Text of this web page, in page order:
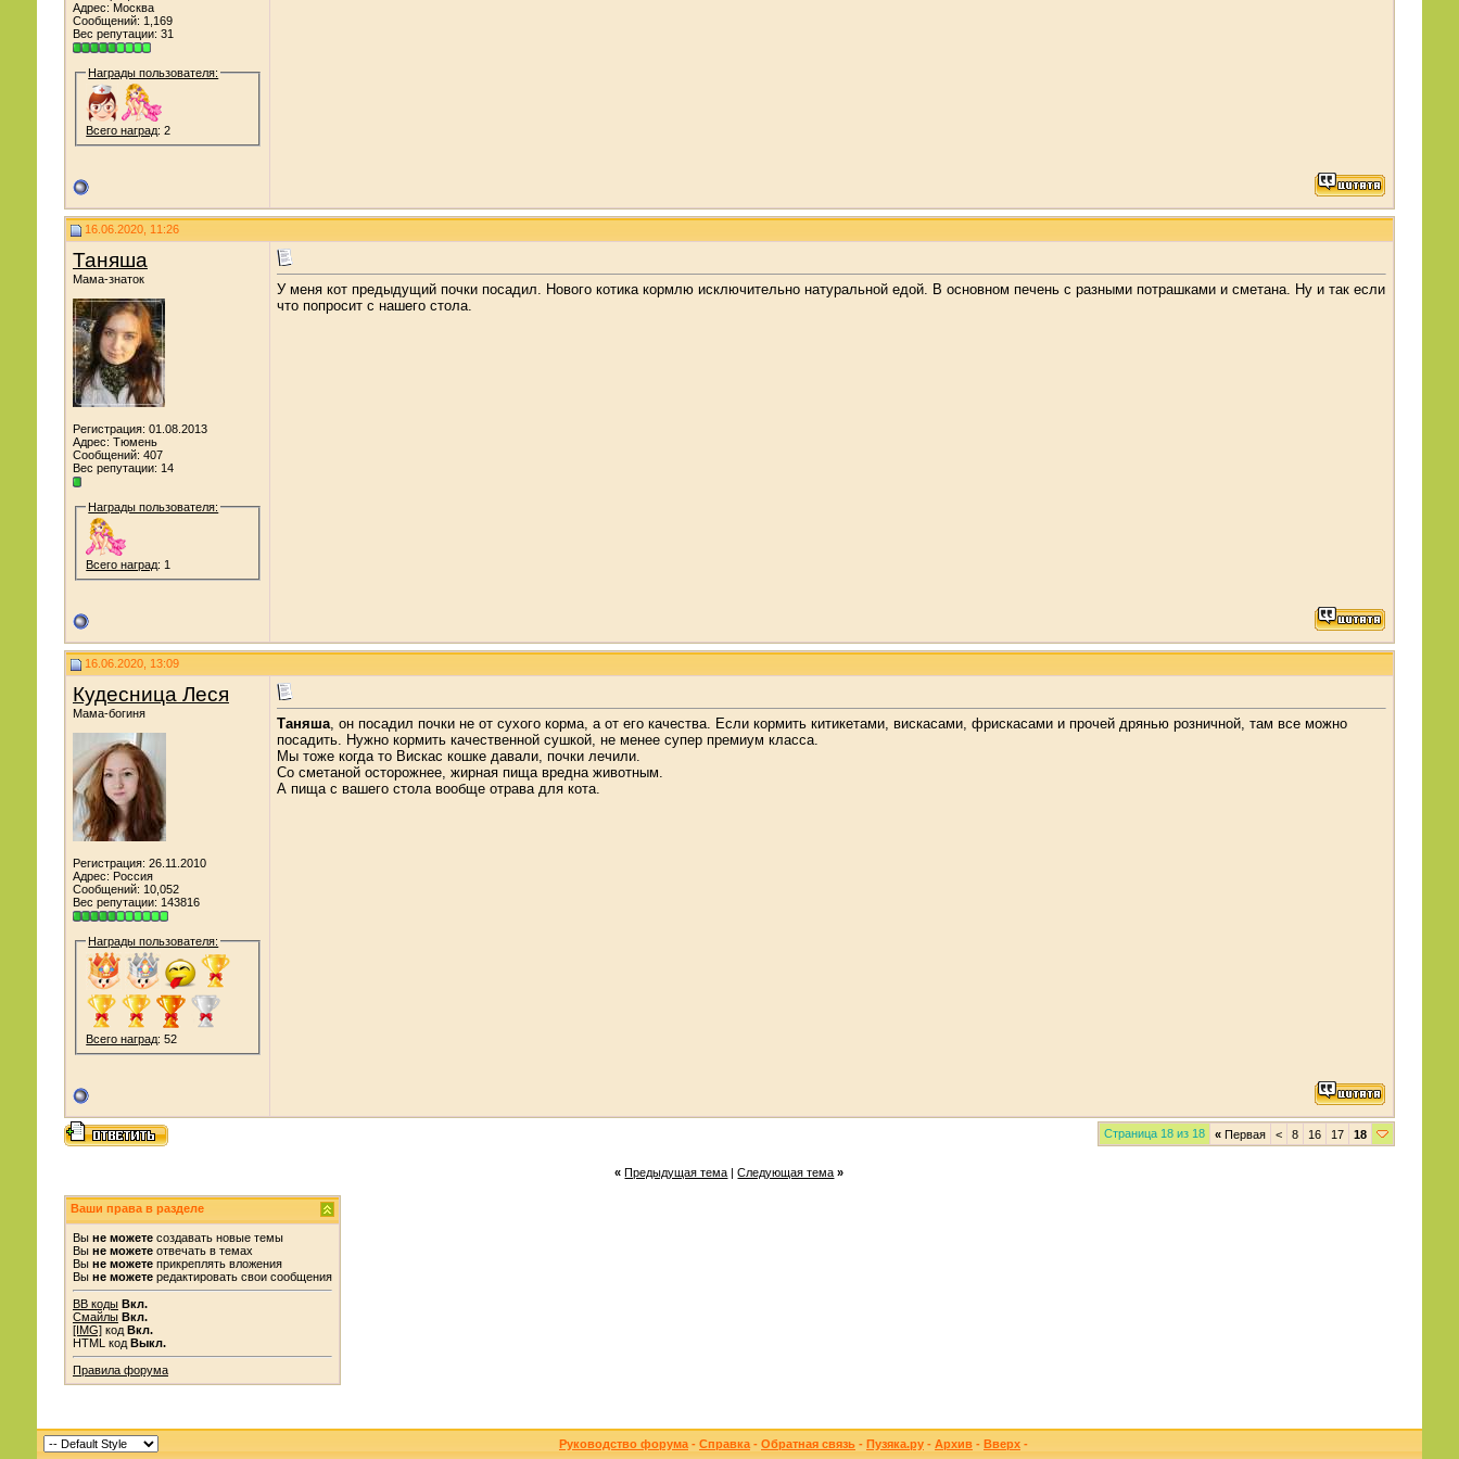
Адрес: Москва
Сообщений: 1,169
Вес репутации: 31
Награды пользователя:
Всего наград: 2
16.06.2020, 11:26
Таняша
Мама-знаток
Регистрация: 01.08.2013
Адрес: Тюмень
Сообщений: 407
Вес репутации: 14
Награды пользователя:
Всего наград: 1
У меня кот предыдущий почки посадил. Нового котика кормлю исключительно натуральной едой. В основном печень с разными потрашками и сметана. Ну и так если
что попросит с нашего стола.
16.06.2020, 13:09
Кудесница Леся
Мама-богиня
Регистрация: 26.11.2010
Адрес: Россия
Сообщений: 10,052
Вес репутации: 143816
Награды пользователя:
Всего наград: 52
Таняша, он посадил почки не от сухого корма, а от его качества. Если кормить китикетами, вискасами, фрискасами и прочей дрянью розничной, там все можно
посадить. Нужно кормить качественной сушкой, не менее супер премиум класса.
Мы тоже когда то Вискас кошке давали, почки лечили.
Со сметаной осторожнее, жирная пища вредна животным.
А пища с вашего стола вообще отрава для кота.
Страница 18 из 18 «Первая < 8 16 17 18
« Предыдущая тема |Следующая тема »
Ваши права в разделе
Вы не можетесоздавать новые темы
Вы не можетеотвечать в темах
Вы не можетеприкреплять вложения
Вы не можетередактировать свои сообщения
BB коды Вкл.
Смайлы Вкл.
[IMG]код Вкл.
HTML код Выкл.
Правила форума
Руководство форума - Справка - Обратная связь - Пузяка.ру - Архив - Вверх -